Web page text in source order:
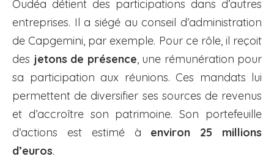
Oudéa détient des participations dans d’autres
entreprises. Il a siégé au conseil d’administration
de Capgemini, par exemple. Pour ce rôle, il reçoit
des jetons de présence, une rémunération pour
sa participation aux réunions. Ces mandats lui
permettent de diversifier ses sources de revenus
et d’accroître son patrimoine. Son portefeuille
d’actions est estimé à environ 25 millions
d’euros.